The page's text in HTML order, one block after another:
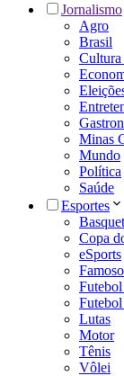
Jornalismo
Agro
Brasil
Cultura
Minas
Mundo
Política
Saúde
Esportes
Copa
eSports
Lutas
Motor
Tênis
Vôlei